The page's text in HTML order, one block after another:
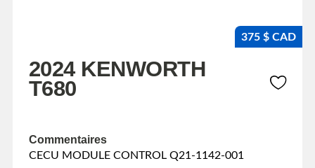
375 $ CAD
2024 KENWORTH
T680
Commentaires
CECU MODULE CONTROL Q21-1142-001